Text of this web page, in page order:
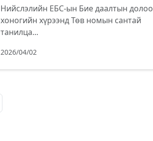
Нийслэлийн ЕБС-ын Бие даалтын долоо
хоногийн хүрээнд Төв номын сантай
танилца...
2026/04/02